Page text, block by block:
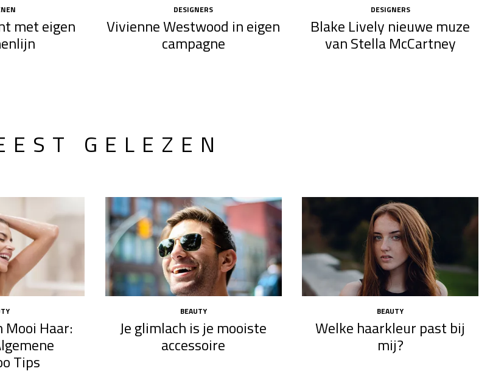
met eigen
DESIGNERS
Vivienne Westwood in eigen
campagne
DESIGNERS
Blake Lively nieuwe muze
van Stella McCartney
GELEZEN
Mooi Haar:
Tips
BEAUTY
Je glimlach is je mooiste
accessoire
BEAUTY
Welke haarkleur past bij
mij?